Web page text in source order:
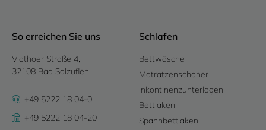
So erreichen Sie uns
Vlothoer Straße 4,
32108 Bad Salzuflen
+49 5222 18 04-0
+49 5222 18 04-20
Schlafen
Bettwäsche
Matratzenschoner
Inkontinenzunterlagen
Bettlaken
Spannbettlaken